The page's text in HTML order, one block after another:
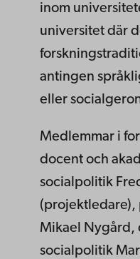
inom
universitet där
antingen
eller
Medlemmar i
docent och
socialpolitik
(projektledare),
Mikael Nygård,
socialpolitik